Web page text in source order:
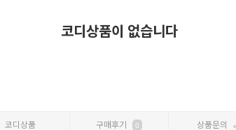
코디상품이 없습니다
코디상품 구매후기 0 상품문의